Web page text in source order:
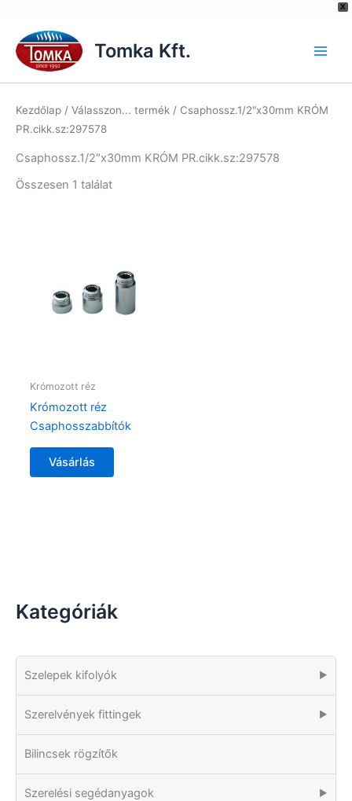
X
content
Tomka Kft.
Kategóriák
Szelepek kifolyók ▶
Szerelvények fittingek ▶
Bilincsek rögzítők
Szerelési segédanyagok ▶
Kezdőlap / Válasszon... termék / Csaphossz.1/2″x30mm KRÓM
PR.cikk.sz:297578
Csaphossz.1/2″x30mm KRÓM PR.cikk.sz:297578
Összesen 1 találat
Krómozott réz
Krómozott réz
Csaphosszabbítók
Vásárlás